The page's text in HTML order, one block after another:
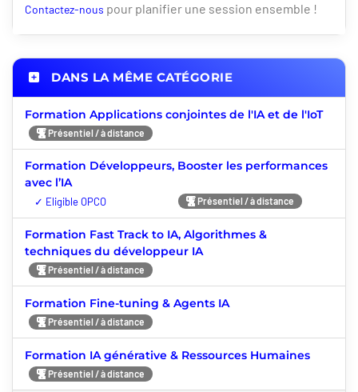
Contactez-nous pour planifier une session ensemble !
DANS LA MÊME CATÉGORIE
Formation Applications conjointes de l'IA et de l'IoT
Présentiel / à distance
Formation Développeurs, Booster les performances
avec l’IA
Présentiel / à distance
Formation Fast Track to IA, Algorithmes &
techniques du développeur IA
Présentiel / à distance
Formation Fine-tuning & Agents IA
Présentiel / à distance
Formation IA générative & Ressources Humaines
Présentiel / à distance